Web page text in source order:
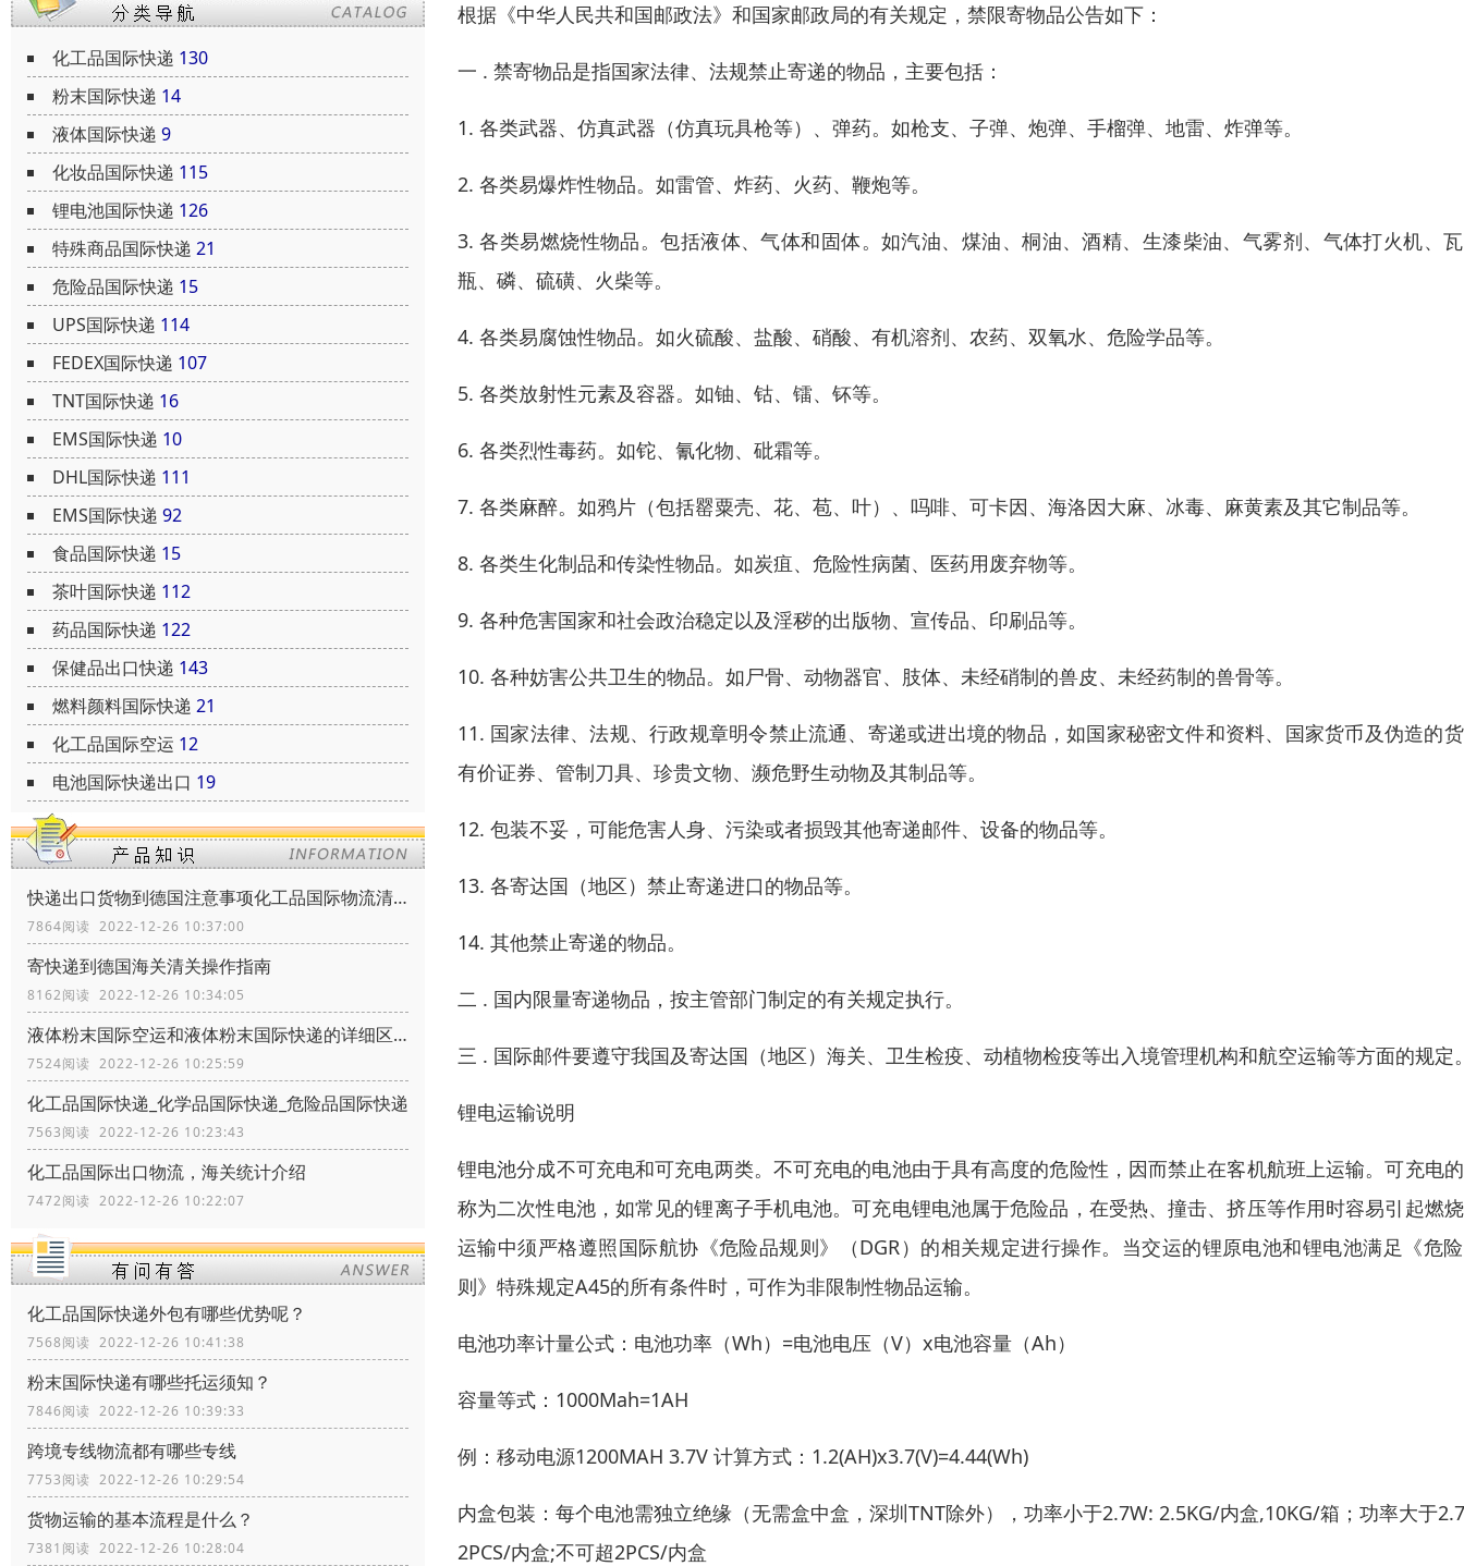
化工品国际快递 130
粉末国际快递 14
液体国际快递 9
化妆品国际快递 115
锂电池国际快递 126
特殊商品国际快递 21
危险品国际快递 15
UPS国际快递 114
FEDEX国际快递 107
TNT国际快递 16
EMS国际快递 10
DHL国际快递 111
EMS国际快递 92
食品国际快递 15
茶叶国际快递 112
药品国际快递 122
保健品出口快递 143
燃料颜料国际快递 21
化工品国际空运 12
电池国际快递出口 19
快递出口货物到德国注意事项化工品国际物流清关政策
7864阅读 2022-12-26 10:37:00
寄快递到德国海关清关操作指南
8162阅读 2022-12-26 10:34:05
液体粉末国际空运和液体粉末国际快递的详细区别
7524阅读 2022-12-26 10:25:59
化工品国际快递_化学品国际快递_危险品国际快递
7563阅读 2022-12-26 10:23:43
化工品国际出口物流，海关统计介绍
7472阅读 2022-12-26 10:22:07
化工品国际快递外包有哪些优势呢？
7568阅读 2022-12-26 10:41:38
粉末国际快递有哪些托运须知？
7846阅读 2022-12-26 10:39:33
跨境专线物流都有哪些专线
7753阅读 2022-12-26 10:29:54
货物运输的基本流程是什么？
7381阅读 2022-12-26 10:28:04
根据《中华人民共和国邮政法》和国家邮政局的有关规定，禁限寄物品公告如下：
一 . 禁寄物品是指国家法律、法规禁止寄递的物品，主要包括：
1. 各类武器、仿真武器（仿真玩具枪等）、弹药。如枪支、子弹、炮弹、手榴弹、地雷、炸弹等。
2. 各类易爆炸性物品。如雷管、炸药、火药、鞭炮等。
3. 各类易燃烧性物品。包括液体、气体和固体。如汽油、煤油、桐油、酒精、生漆柴油、气雾剂、气体打火机、
瓶、磷、硫磺、火柴等。
4. 各类易腐蚀性物品。如火硫酸、盐酸、硝酸、有机溶剂、农药、双氧水、危险学品等。
5. 各类放射性元素及容器。如铀、钴、镭、钚等。
6. 各类烈性毒药。如铊、氰化物、砒霜等。
7. 各类麻醉。如鸦片（包括罂粟壳、花、苞、叶）、吗啡、可卡因、海洛因大麻、冰毒、麻黄素及其它制品等。
8. 各类生化制品和传染性物品。如炭疽、危险性病菌、医药用废弃物等。
9. 各种危害国家和社会政治稳定以及淫秽的出版物、宣传品、印刷品等。
10. 各种妨害公共卫生的物品。如尸骨、动物器官、肢体、未经硝制的兽皮、未经药制的兽骨等。
11. 国家法律、法规、行政规章明令禁止流通、寄递或进出境的物品，如国家秘密文件和资料、国家货币及伪造的
有价证券、管制刀具、珍贵文物、濒危野生动物及其制品等。
12. 包装不妥，可能危害人身、污染或者损毁其他寄递邮件、设备的物品等。
13. 各寄达国（地区）禁止寄递进口的物品等。
14. 其他禁止寄递的物品。
二 . 国内限量寄递物品，按主管部门制定的有关规定执行。
三 . 国际邮件要遵守我国及寄达国（地区）海关、卫生检疫、动植物检疫等出入境管理机构和航空运输等方面的规定
锂电运输说明
锂电池分成不可充电和可充电两类。不可充电的电池由于具有高度的危险性，因而禁止在客机航班上运输。可充电
称为二次性电池，如常见的锂离子手机电池。可充电锂电池属于危险品，在受热、撞击、挤压等作用时容易引起燃
运输中须严格遵照国际航协《危险品规则》（DGR）的相关规定进行操作。当交运的锂原电池和锂电池满足《危
则》特殊规定A45的所有条件时，可作为非限制性物品运输。
电池功率计量公式：电池功率（Wh）=电池电压（V）x电池容量（Ah）
容量等式：1000Mah=1AH
例：移动电源1200MAH 3.7V 计算方式：1.2(AH)x3.7(V)=4.44(Wh)
内盒包装：每个电池需独立绝缘（无需盒中盒，深圳TNT除外），功率小于2.7W: 2.5KG/内盒,10KG/箱；功率大于
2PCS/内盒;不可超2PCS/内盒